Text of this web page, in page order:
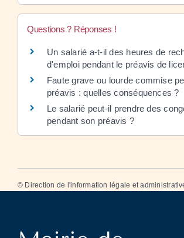
Questions ? Réponses !
Un salarié a-t-il des heures de
d'emploi pendant le préavis de
Faute grave ou lourde commise
préavis : quelles conséquences ?
Le salarié peut-il prendre des
pendant son préavis ?
© Direction de l'information légale et